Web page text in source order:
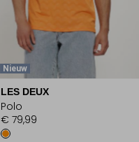
Nieuw
LES DEUX
Polo
€ 79,99